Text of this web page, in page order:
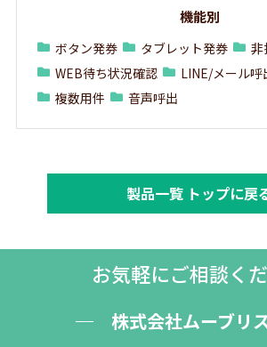
機能別
ボタン発券 タブレット発券
非
WEB待ち状況確認
LINE/メール呼
複数用件
音声呼出
製品一覧 トップに戻
お気軽にご相談く
株式会社ムーブリ